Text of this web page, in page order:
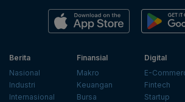
Berita
Nasional
Industri
Internasional
Finansial
Makro
Keuangan
Bursa
Digital
E-
Fintech
Startup